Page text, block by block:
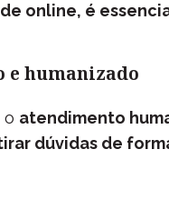
online, é
humanizado
o atendimento
dúvidas de